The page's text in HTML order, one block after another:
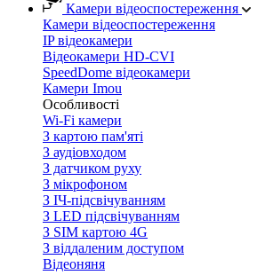
Камери відеоспостереження
Камери відеоспостереження
IP відеокамери
Відеокамери HD-CVI
SpeedDome відеокамери
Камери Imou
Особливості
Wi-Fi камери
З картою пам'яті
З аудіовходом
З датчиком руху
З мікрофоном
З ІЧ-підсвічуванням
З LED підсвічуванням
З SIM картою 4G
З віддаленим доступом
Відеоняня